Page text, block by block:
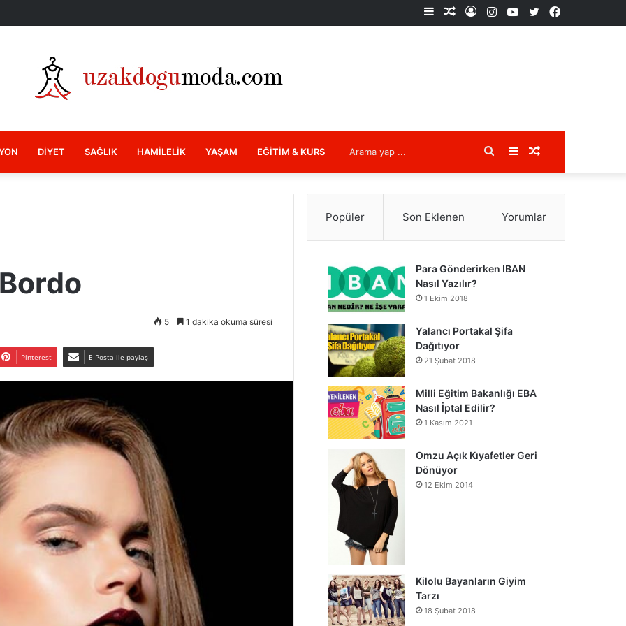
Facebook
X
YouTube
Instagram
Kayıt
Rastgele
Kenar
DIYET SAĞLIK HAMILELIK YAŞAM EĞITIM & KURS Rastgele
Makale
Kenar
Bölmesi
Arama
yap
5 1 dakika okuma süresi
Pinterest E-Posta ile paylaş
Popüler Son Eklenen Yorumlar
Para Gönderirken IBAN
Nasıl Yazılır?
1 Ekim 2018
Yalancı Portakal Şifa
Dağıtıyor
21 Şubat 2018
Milli Eğitim Bakanlığı EBA
Nasıl İptal Edilir?
1 Kasım 2021
Omzu Açık Kıyafetler Geri
Dönüyor
12 Ekim 2014
Kilolu Bayanların Giyim
Tarzı
18 Şubat 2018